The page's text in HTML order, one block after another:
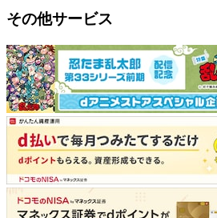
その他サービス